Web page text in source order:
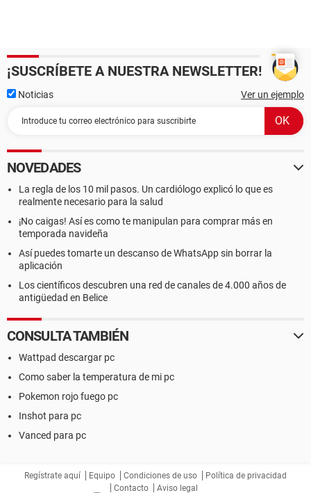
¡SUSCRÍBETE A NUESTRA NEWSLETTER!
Noticias Ver un ejemplo
NOVEDADES
La regla de los 10 mil pasos. Un cardiólogo explicó lo que es
realmente necesario para la salud
¡No caigas! Así es como te manipulan para comprar más en
temporada navideña
Así puedes tomarte un descanso de WhatsApp sin borrar la
aplicación
Los científicos descubren una red de canales de 4.000 años de
antigüedad en Belice
CONSULTA TAMBIÉN
Wattpad descargar pc
Como saber la temperatura de mi pc
Pokemon rojo fuego pc
Inshot para pc
Vanced para pc
Regístrate aquí Equipo Condiciones de uso
Política de privacidad
Contacto
Aviso legal